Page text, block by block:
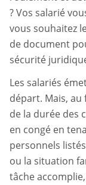
? Vos salarié
vous souhaitez
de document
sécurité
Les salariés
départ. Mais,
de la durée des
en congé en
personnels
ou la situation
tâche